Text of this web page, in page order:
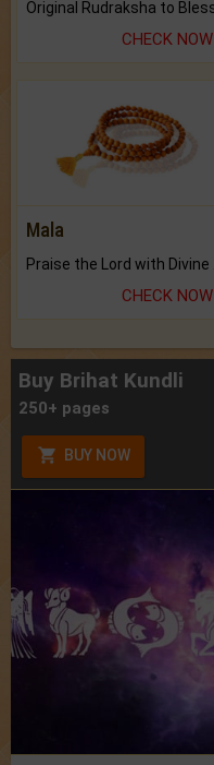
CHECK NOW
Mala
CHECK NOW
Buy Brihat Kundli
250+ pages
BUY NOW